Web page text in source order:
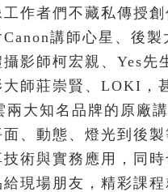
作者們不藏私傳授創
講師心星、後製
影師柯宏親、Yes先
師莊崇賢、LOKI，
大知名品牌的原廠
、動態、燈光到後製
術與實務應用，同時
現場朋友，精彩課